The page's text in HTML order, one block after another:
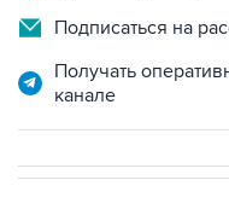
Подписаться на
Получать
канале